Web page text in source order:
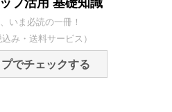
プ活用 基礎知識
いま必読の一冊！
み・送料サービス）
でチェックする